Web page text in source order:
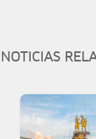
NOTICIAS